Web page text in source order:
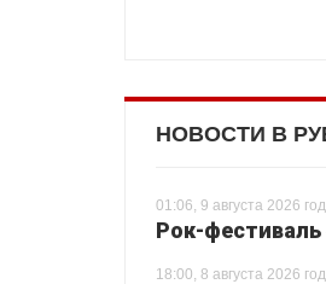
НОВОСТИ В
01:06, 9 августа 2026
Рок-фестиваль
18:00, 8 августа 2026